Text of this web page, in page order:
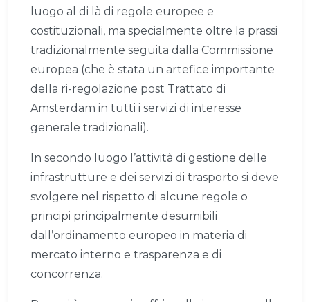
luogo al di là di regole europee e
costituzionali, ma specialmente oltre la prassi
tradizionalmente seguita dalla Commissione
europea (che è stata un artefice importante
della ri-regolazione post Trattato di
Amsterdam in tutti i servizi di interesse
generale tradizionali).
In secondo luogo l’attività di gestione delle
infrastrutture e dei servizi di trasporto si deve
svolgere nel rispetto di alcune regole o
principi principalmente desumibili
dall’ordinamento europeo in materia di
mercato interno e trasparenza e di
concorrenza.